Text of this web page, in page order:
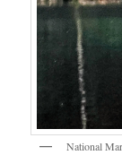
National